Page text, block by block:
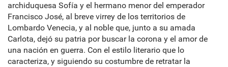
archiduquesa Sofía y el hermano menor del emperador
Francisco José, al breve virrey de los territorios de
Lombardo Venecia, y al noble que, junto a su amada
Carlota, dejó su patria por buscar la corona y el amor de
una nación en guerra. Con el estilo literario que lo
caracteriza, y siguiendo su costumbre de retratar la